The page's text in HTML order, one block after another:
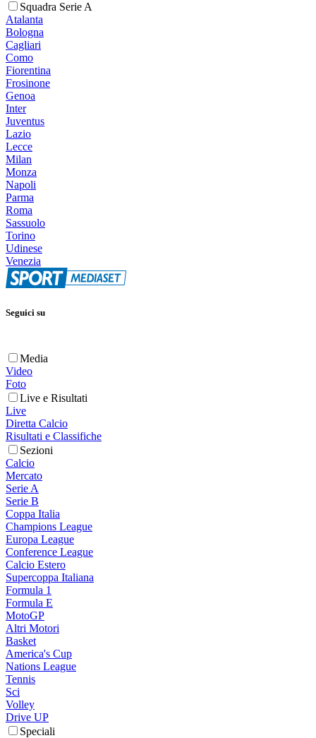
Squadra Serie A
Atalanta
Bologna
Cagliari
Como
Fiorentina
Frosinone
Genoa
Inter
Juventus
Lazio
Lecce
Milan
Monza
Napoli
Parma
Roma
Sassuolo
Torino
Udinese
Venezia
Seguici su
Media
Video
Foto
Live e Risultati
Live
Diretta Calcio
Risultati e Classifiche
Sezioni
Calcio
Mercato
Serie A
Serie B
Coppa Italia
Champions League
Europa League
Conference League
Calcio Estero
Supercoppa Italiana
Formula 1
Formula E
MotoGP
Altri Motori
Basket
America's Cup
Nations League
Tennis
Sci
Volley
Drive UP
Speciali